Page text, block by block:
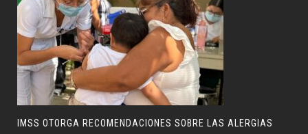
IMSS OTORGA RECOMENDACIONES SOBRE LAS ALERGIAS